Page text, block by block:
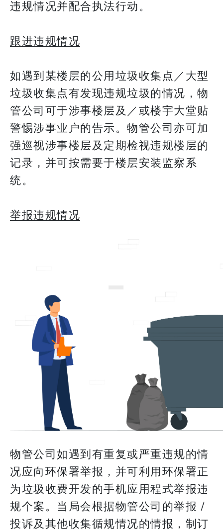
违规情况并配合执法行动。
跟进违规情况
如遇到某楼层的公用垃圾收集点／大型
垃圾收集点有发现违规垃圾的情况，物
管公司可于涉事楼层及／或楼宇大堂贴
警惕涉事业户的告示。物管公司亦可加
强巡视涉事楼层及定期检视违规楼层的
记录，并可按需要于楼层安装监察系
统。
举报违规情况
物管公司如遇到有重复或严重违规的情
况应向环保署举报，并可利用环保署正
为垃圾收费开发的手机应用程式举报违
规个案。当局会根据物管公司的举报 /
投诉及其他收集循规情况的情报，制订